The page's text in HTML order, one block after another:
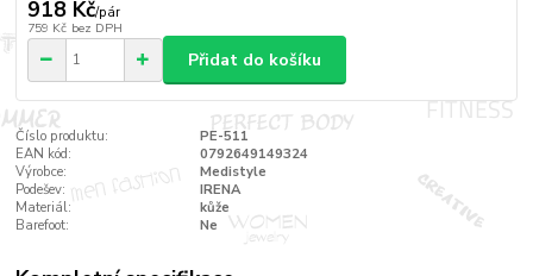
918 Kč/pár
759 Kč bez DPH
Přidat do košíku
Číslo produktu:
PE-511
EAN kód:
0792649149324
Výrobce:
Medistyle
Podešev:
IRENA
Materiál:
kůže
Barefoot:
Ne